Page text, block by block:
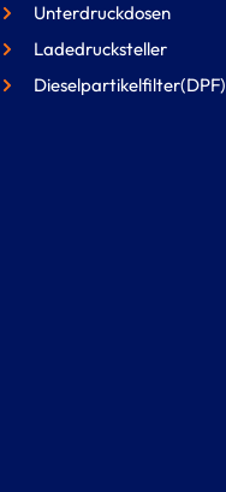
Unterdruckdosen
Ladedrucksteller
Dieselpartikelfilter(DPF)